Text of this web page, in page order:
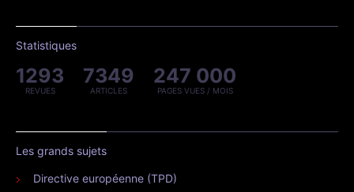
Statistiques
1293
REVUES
7349
ARTICLES
247 000
PAGES VUES / MOIS
Les grands sujets
Directive européenne (TPD)